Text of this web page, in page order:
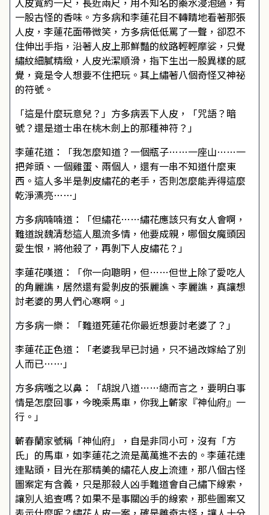
一股古怪的香味。方多病和李蓮花目不轉睛地看著那張
人皮，李蓮花面帶微笑，方多病低低罵了一聲，卻忍不
住伸出手指，沿著人皮上那鮮豔的紋路輕輕摩娑，只覺
繡紋細膩精緻，人皮光潔順滑，指下生出一股異樣的感
覺，竟是令人想要不住把玩。其上繡著八個奇怪又神祕
的符號。
「這是什麼玩意兒？」方多病丟下人皮，「咒語？暗
號？還是道士串在桃木劍上的那種神符？」
李蓮花道：「我怎麼知道？一個瓶子……一座山……一
把斧頭、一個雞蛋、兩個人，還有一串不知道什麼東
西。這人多半是剝皮繡花的老手，否則怎麼能弄得這麼
乾淨漂亮……」
方多病喃喃道：「但繡花……繡花應該只有女人會啊，
難道說魏清愁這人風流多情，他要成親，哪個女魔頭因
愛生恨，將他殺了，再剝下人皮繡花？」
李蓮花嘆道：「你一向聰明，但……但世上除了愛吃人
的角麗譙，居然還有愛剝皮的張麗譙、李麗譙，真讓想
討老婆的男人們心寒啊。」
方多病一樂：「難道死蓮花你最近想要討老婆了？」
李蓮花正色道：「老婆我早已討過，只不過改嫁給了別
人而已……」
方多病嗤之以鼻：「胡說八道……總而言之，要明白事
情是怎麼回事，今晚乘馬車，你我上蘄家『神仙府』一
行。」
蘄春蘭家號稱「神仙府」，自是非同小可，沒有「方
氏」的馬車，如李蓮花之流是萬萬進不去的。李蓮花連
連點頭，目光在那精美的繡花人皮上流連，那八個古怪
圖案定有含義，只是那殺人凶手難道會自己繡下線索，
讓別人追查嗎？如果不是事關凶手的線索，那些圖案又